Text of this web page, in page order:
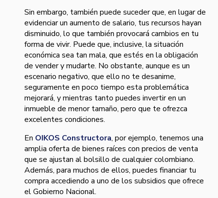
Sin embargo, también puede suceder que, en lugar de
evidenciar un aumento de salario, tus recursos hayan
disminuido, lo que también provocará cambios en tu
forma de vivir. Puede que, inclusive, la situación
económica sea tan mala, que estés en la obligación
de vender y mudarte. No obstante, aunque es un
escenario negativo, que ello no te desanime,
seguramente en poco tiempo esta problemática
mejorará, y mientras tanto puedes invertir en un
inmueble de menor tamaño, pero que te ofrezca
excelentes condiciones.
En OIKOS Constructora, por ejemplo, tenemos una
amplia oferta de bienes raíces con precios de venta
que se ajustan al bolsillo de cualquier colombiano.
Además, para muchos de ellos, puedes financiar tu
compra accediendo a uno de los subsidios que ofrece
el Gobierno Nacional.